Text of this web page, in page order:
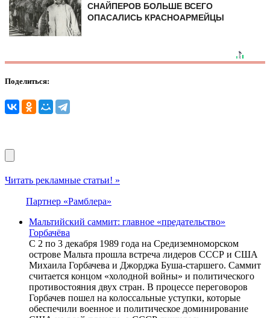
СНАЙПЕРОВ БОЛЬШЕ ВСЕГО
ОПАСАЛИСЬ КРАСНОАРМЕЙЦЫ
Поделиться:
Читать рекламные статьи! »
Партнер «Рамблера»
Мальтийский саммит: главное «предательство»
Горбачёва
С 2 по 3 декабря 1989 года на Средиземноморском
острове Мальта прошла встреча лидеров СССР и США
Михаила Горбачева и Джорджа Буша-старшего. Саммит
считается концом «холодной войны» и политического
противостояния двух стран. В процессе переговоров
Горбачев пошел на колоссальные уступки, которые
обеспечили военное и политическое доминирование